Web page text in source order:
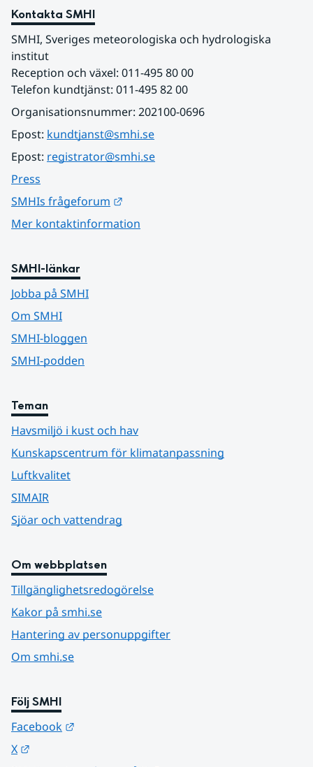
Kontakta SMHI
SMHI, Sveriges meteorologiska och hydrologiska
institut
Reception och växel: 011-495 80 00
Telefon kundtjänst: 011-495 82 00
Organisationsnummer: 202100-0696
Epost: kundtjanst@smhi.se
Epost: registrator@smhi.se
Press
SMHIs frågeforum
Mer kontaktinformation
SMHI-länkar
Jobba på SMHI
Om SMHI
SMHI-bloggen
SMHI-podden
Teman
Havsmiljö i kust och hav
Kunskapscentrum för klimatanpassning
Luftkvalitet
SIMAIR
Sjöar och vattendrag
Om webbplatsen
Tillgänglighetsredogörelse
Kakor på smhi.se
Hantering av personuppgifter
Om smhi.se
Följ SMHI
Facebook
X